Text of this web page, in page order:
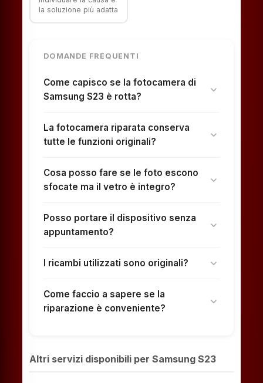
la soluzione più adatta
DOMANDE FREQUENTI
Come capisco se la fotocamera di
Samsung S23 è rotta?
expand_more
La fotocamera riparata conserva
tutte le funzioni originali?
expand_more
Cosa posso fare se le foto escono
sfocate ma il vetro è integro?
expand_more
Posso portare il dispositivo senza
appuntamento?
expand_more
I ricambi utilizzati sono originali? expand_more
Come faccio a sapere se la
riparazione è conveniente?
expand_more
Altri servizi disponibili per Samsung S23